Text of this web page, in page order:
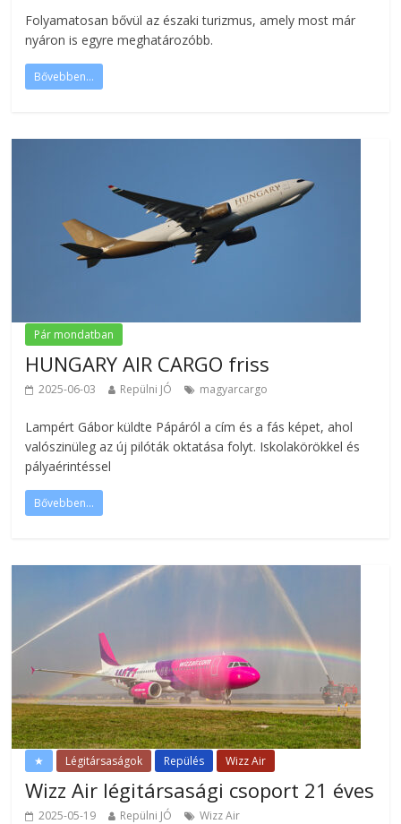
Folyamatosan bővül az északi turizmus, amely most már
nyáron is egyre meghatározóbb.
Bővebben...
Pár mondatban
HUNGARY AIR CARGO friss
2025-06-03 Repülni JÓ magyarcargo
Lampért Gábor küldte Pápáról a cím és a fás képet, ahol
valószinüleg az új pilóták oktatása folyt. Iskolakörökkel és
pályaérintéssel
Bővebben...
★ Légitársaságok Repülés Wizz Air
Wizz Air légitársasági csoport 21 éves
2025-05-19 Repülni JÓ Wizz Air